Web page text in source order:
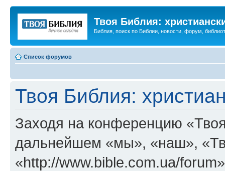
Твоя Библия:
Библия, поиск по Библии, новости, форум,
Список форумов
Твоя Библия:
Заходя на конференцию
дальнейшем «мы», «наш»,
«http://www.bible.com.ua/